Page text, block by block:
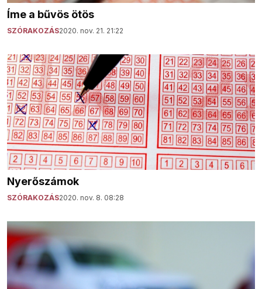
Íme a bűvös ötös
SZÓRAKOZÁS2020. nov. 21. 21:22
Nyerőszámok
SZÓRAKOZÁS2020. nov. 8. 08:28